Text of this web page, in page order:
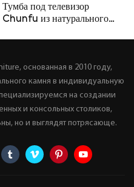
Тумба под телевизор
Chunfu из натурального
в гостиной.
основанная в 2010 году,
камня в индивидуальную
на создании
и консольных столиков,
но и выглядят потрясающе.